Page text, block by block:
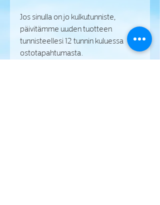
Jos sinulla on jo kulkutunniste,
päivitämme uuden tuotteen
tunnisteellesi 12 tunnin kuluessa
ostotapahtumasta.